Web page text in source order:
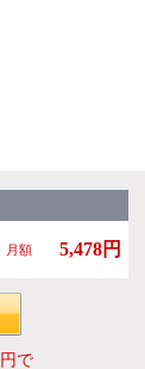
月額 5,478円
で